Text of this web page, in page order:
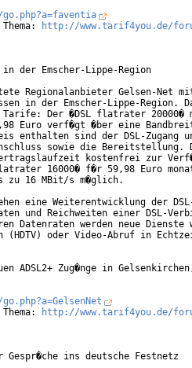
http://www.tarif4you.de/
der Emscher-Lippe-Region
Regionalanbieter Gelsen-Net
in der Emscher-Lippe-Region.
Tarife: Der �DSL flatrater 20000�
Euro verf�gt �ber eine
enthalten sind der DSL-Zugang
sowie die Bereitstellung.
kostenfrei zur
16000� f�r 59,98 Euro
bis zu 16 MBit/s m�glich.
eine Weiterentwicklung der
und Reichweiten einer DSL-
Datenraten werden neue Dienste
(HDTV) oder Video-Abruf in
ADSL2+ Zug�nge in
http://www.tarif4you.de/
ins deutsche Festnetz